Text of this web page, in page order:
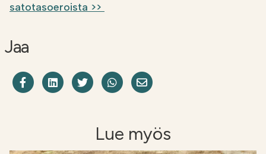
satotasoeroista >>
Jaa
Jaa Facebookissa
Share on LinkedIn
Jaa Twitterissä
Jaa WhatsAppissa
Lue myös